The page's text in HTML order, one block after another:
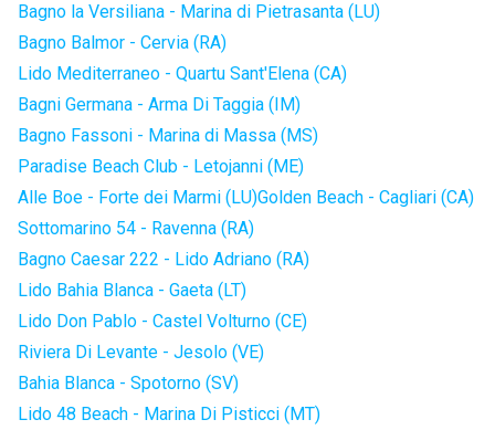
Bagno la Versiliana - Marina di Pietrasanta (LU)
Bagno Balmor - Cervia (RA)
Lido Mediterraneo - Quartu Sant'Elena (CA)
Bagni Germana - Arma Di Taggia (IM)
Bagno Fassoni - Marina di Massa (MS)
Paradise Beach Club - Letojanni (ME)
Alle Boe - Forte dei Marmi (LU)Golden Beach - Cagliari (CA)
Sottomarino 54 - Ravenna (RA)
Bagno Caesar 222 - Lido Adriano (RA)
Lido Bahia Blanca - Gaeta (LT)
Lido Don Pablo - Castel Volturno (CE)
Riviera Di Levante - Jesolo (VE)
Bahia Blanca - Spotorno (SV)
Lido 48 Beach - Marina Di Pisticci (MT)